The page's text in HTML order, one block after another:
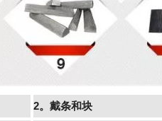
2。戴条和块